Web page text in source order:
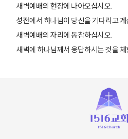
새벽예배의 현장에 나아오십시오.
성전에서 하나님이 당신을 기다리고
새벽예배의 자리에 동참하십시오.
새벽에 하나님께서 응답하시는 것을